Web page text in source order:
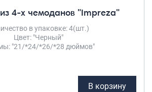
4-х чемоданов "Impreza"
в упаковке: 4(шт.)
Цвет: "Черный"
"21/*24/*26/*28 дюймов"
В корзину